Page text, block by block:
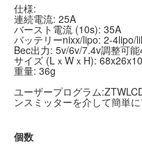
仕様:
連続電流: 25A
バースト電流 (10s): 35A
バッテリーnixx/lipo: 2-4lipo/
Bec出力: 5v/6v/7.4v調整可
サイズ (LｘWｘH):
重量: 36g
ユーザープログラム
ンスミッターを介して簡単に
個数